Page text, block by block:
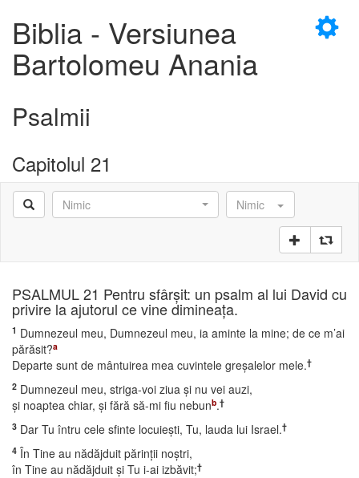
×
Biblia - Versiunea
Bartolomeu Anania
Psalmii
Capitolul 21
Nimic Nimic
PSALMUL 21 Pentru sfârşit: un psalm al lui David cu
privire la ajutorul ce vine dimineaţa.
1 Dumnezeul meu, Dumnezeul meu, ia aminte la mine; de ce m’ai
părăsit?a
Departe sunt de mântuirea mea cuvintele greşalelor mele.†
2 Dumnezeul meu, striga-voi ziua şi nu vei auzi,
şi noaptea chiar, şi fără să-mi fiu nebunb.†
3 Dar Tu întru cele sfinte locuieşti, Tu, lauda lui Israel.†
4 În Tine au nădăjduit părinţii noştri,
în Tine au nădăjduit şi Tu i-ai izbăvit;†